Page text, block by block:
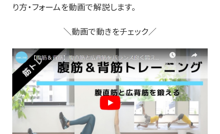
り方・フォームを動画で解説します。
＼動画で動きをチェック／